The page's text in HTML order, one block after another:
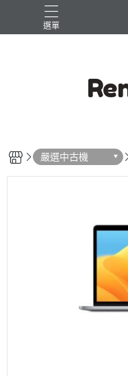
選單
嚴選中古機